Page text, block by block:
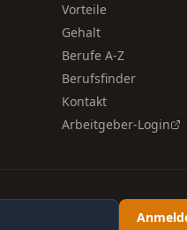
Vorteile
Gehalt
Berufe A-Z
Berufsfinder
Kontakt
Arbeitgeber-Login